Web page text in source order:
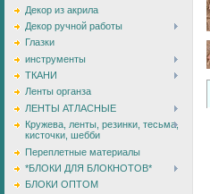
Декор из акрила
Декор ручной работы
Глазки
инструменты
ТКАНИ
Ленты органза
ЛЕНТЫ АТЛАСНЫЕ
Кружева, ленты, резинки, тесьма,
кисточки, шебби
Переплетные материалы
*БЛОКИ ДЛЯ БЛОКНОТОВ*
БЛОКИ ОПТОМ